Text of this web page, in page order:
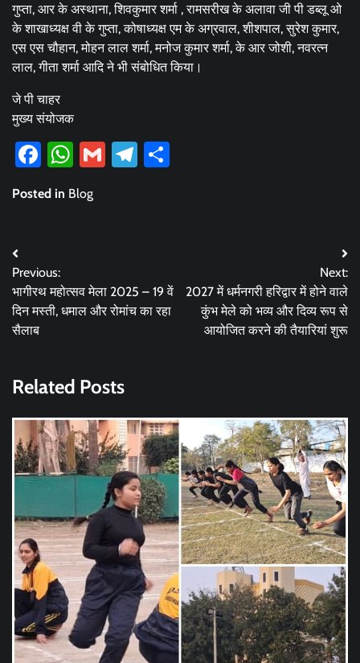
गुप्ता, आर के अस्थाना, शिवकुमार शर्मा , रामसरीख के अलावा जी पी डब्लू ओ
के शाखाध्यक्ष वी के गुप्ता, कोषाध्यक्ष एम के अग्रवाल, शीशपाल, सुरेश कुमार,
एस एस चौहान, मोहन लाल शर्मा, मनोज कुमार शर्मा, के आर जोशी, नवरत्न
लाल, गीता शर्मा आदि ने भी संबोधित किया।
जे पी चाहर
मुख्य संयोजक
Facebook
WhatsApp
GmailTelegram
Posted in Blog
Post
navigation
Previous:
भागीरथ महोत्सव मेला 2025 – 19 वें
दिन मस्ती, धमाल और रोमांच का रहा
सैलाब
Next:
2027 में धर्मनगरी हरिद्वार में होने वाले
कुंभ मेले को भव्य और दिव्य रूप से
आयोजित करने की तैयारियां शुरू
Related Posts